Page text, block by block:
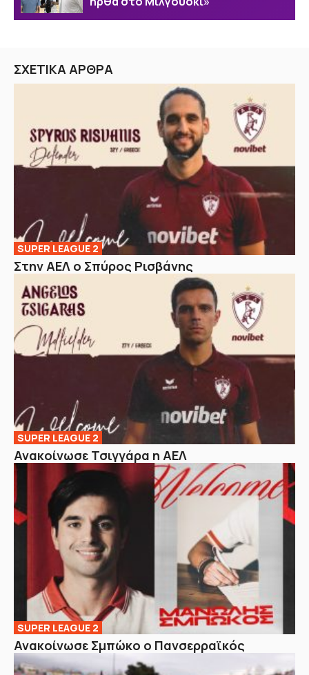
ΣΧΕΤΙΚΑ ΑΡΘΡΑ
SUPER LEAGUE 2
Στην ΑΕΛ ο Σπύρος Ρισβάνης
SUPER LEAGUE 2
Ανακοίνωσε Τσιγγάρα η ΑΕΛ
SUPER LEAGUE 2
Ανακοίνωσε Σμπώκο ο Πανσερραϊκός